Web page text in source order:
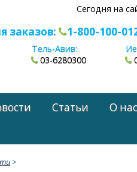
Сегодня на
заказов: 1-800-100-
Тель-Авив:
03-6280300
Статьи О нас
>